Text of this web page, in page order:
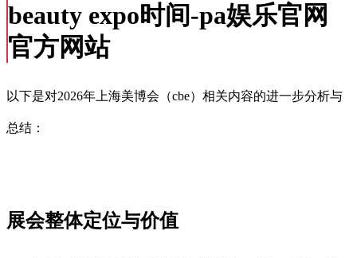
beauty expo时间-pa娱乐官网
官方网站
以下是对2026年上海美博会（cbe）相关内容的进一步分析与
总结：
展会整体定位与价值